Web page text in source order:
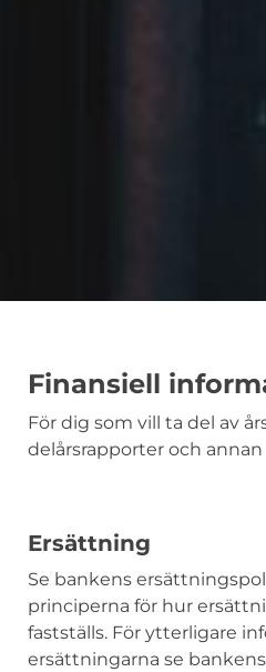
Finansiell
För dig som vill ta del av
delårsrapporter och
Ersättning
Se bankens
principerna för hur
fastställs. För ytterligare
ersättningarna se